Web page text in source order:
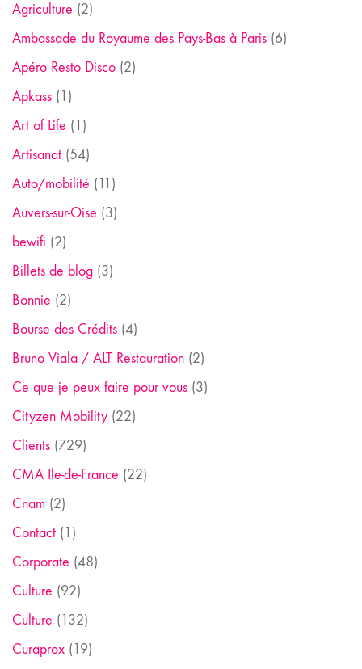
Agriculture (2)
Ambassade du Royaume des Pays-Bas à Paris (6)
Apéro Resto Disco (2)
Apkass (1)
Art of Life (1)
Artisanat (54)
Auto/mobilité (11)
Auvers-sur-Oise (3)
bewifi (2)
Billets de blog (3)
Bonnie (2)
Bourse des Crédits (4)
Bruno Viala / ALT Restauration (2)
Ce que je peux faire pour vous (3)
Cityzen Mobility (22)
Clients (729)
CMA Ile-de-France (22)
Cnam (2)
Contact (1)
Corporate (48)
Culture (92)
Culture (132)
Curaprox (19)